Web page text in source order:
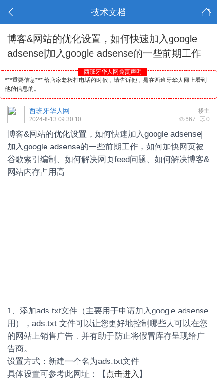
技术文档
博客&网站的优化设置，如何快速加入google
adsense|加入google adsense的一些前期工作
西班牙华人网免责声明
***重要信息*** 给店家老板打电话的时候，请告诉他，是在西班牙华人网上看到
他的信息的。
楼主
西班牙华人网
667 0
2024-8-13 09:30:10
博客&网站的优化设置，如何快速加入google adsense|
加入google adsense的一些前期工作，如何加快网页被
谷歌索引编制、如何解决网页feed问题、如何解决博客&
网站内存占用高
1、添加ads.txt文件（主要用于申请加入google adsense
用），ads.txt 文件可以让您更好地控制哪些人可以在您
的网站上销售广告，并有助于防止将假冒库存呈现给广
告商。
设置方式：新建一个名为ads.txt文件
具体设置可参考此网址：【 点击进入 】